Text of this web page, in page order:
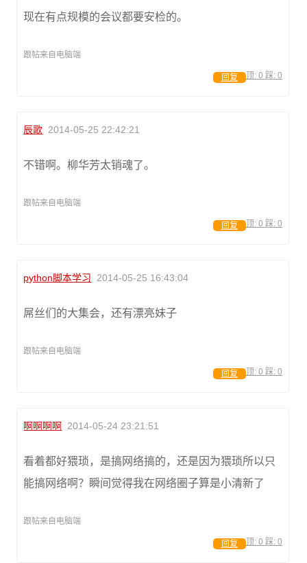
现在有点规模的会议都要安检的。
跟帖来自电脑端
顶: 0 踩: 0
回复
辰歌 2014-05-25 22:42:21
不错啊。柳华芳太销魂了。
跟帖来自电脑端
顶: 0 踩: 0
回复
python脚本学习 2014-05-25 16:43:04
屌丝们的大集会，还有漂亮妹子
跟帖来自电脑端
顶: 0 踩: 0
回复
啊啊啊啊 2014-05-24 23:21:51
看着都好猥琐，是搞网络搞的，还是因为猥琐所以只
能搞网络啊？瞬间觉得我在网络圈子算是小清新了
跟帖来自电脑端
顶: 0 踩: 0
回复